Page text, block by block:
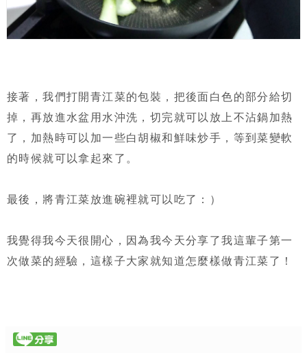
接著，我們打開青江菜的包裝，把後面白色的部分給切
掉，再放進水盆用水沖洗，切完就可以放上不沾鍋加熱
了，加熱時可以加一些白胡椒和鮮味炒手，等到菜變軟
的時候就可以拿起來了。
最後，將青江菜放進碗裡就可以吃了：）
我覺得我今天很開心，因為我今天分享了我這輩子第一
次做菜的經驗，這樣子大家就知道怎麼樣做青江菜了！